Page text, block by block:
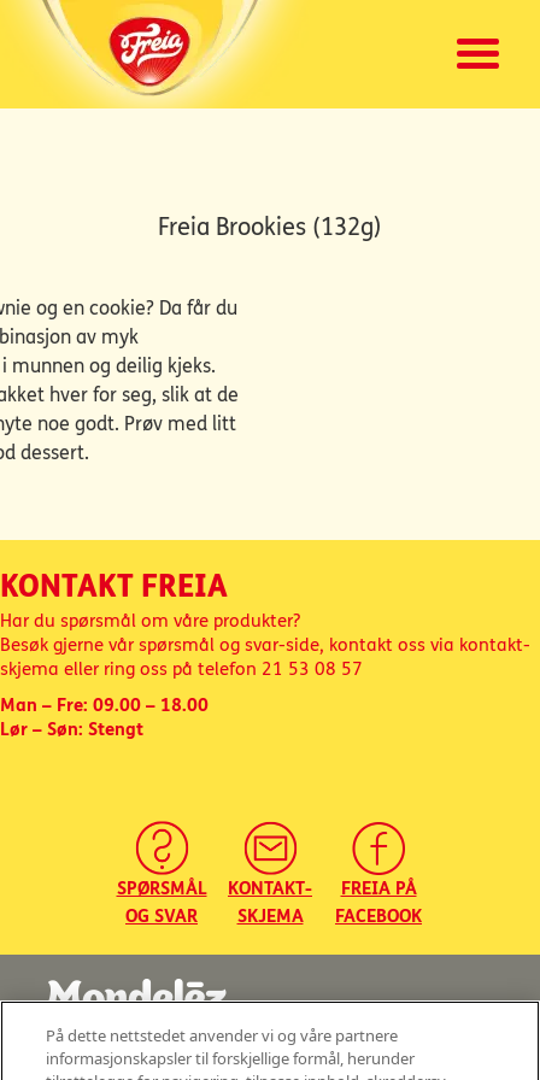
Freia Brookies (132g)
og en cookie? Da får du
av myk
munnen og deilig kjeks.
hver for seg, slik at de
noe godt. Prøv med litt
dessert.
KONTAKT FREIA
Har du spørsmål om våre produkter?
Besøk gjerne vår spørsmål og svar-side, kontakt oss via kontakt-
skjema eller ring oss på telefon 21 53 08 57
Man – Fre: 09.00 – 18.00
Lør – Søn: Stengt
SPØRSMÅL
OG SVAR
KONTAKT-
SKJEMA
FREIA PÅ
FACEBOOK
©2026 - Mondelez Norge AS - Med enerett
På dette nettstedet anvender vi og våre partnere
informasjonskapsler til forskjellige formål, herunder